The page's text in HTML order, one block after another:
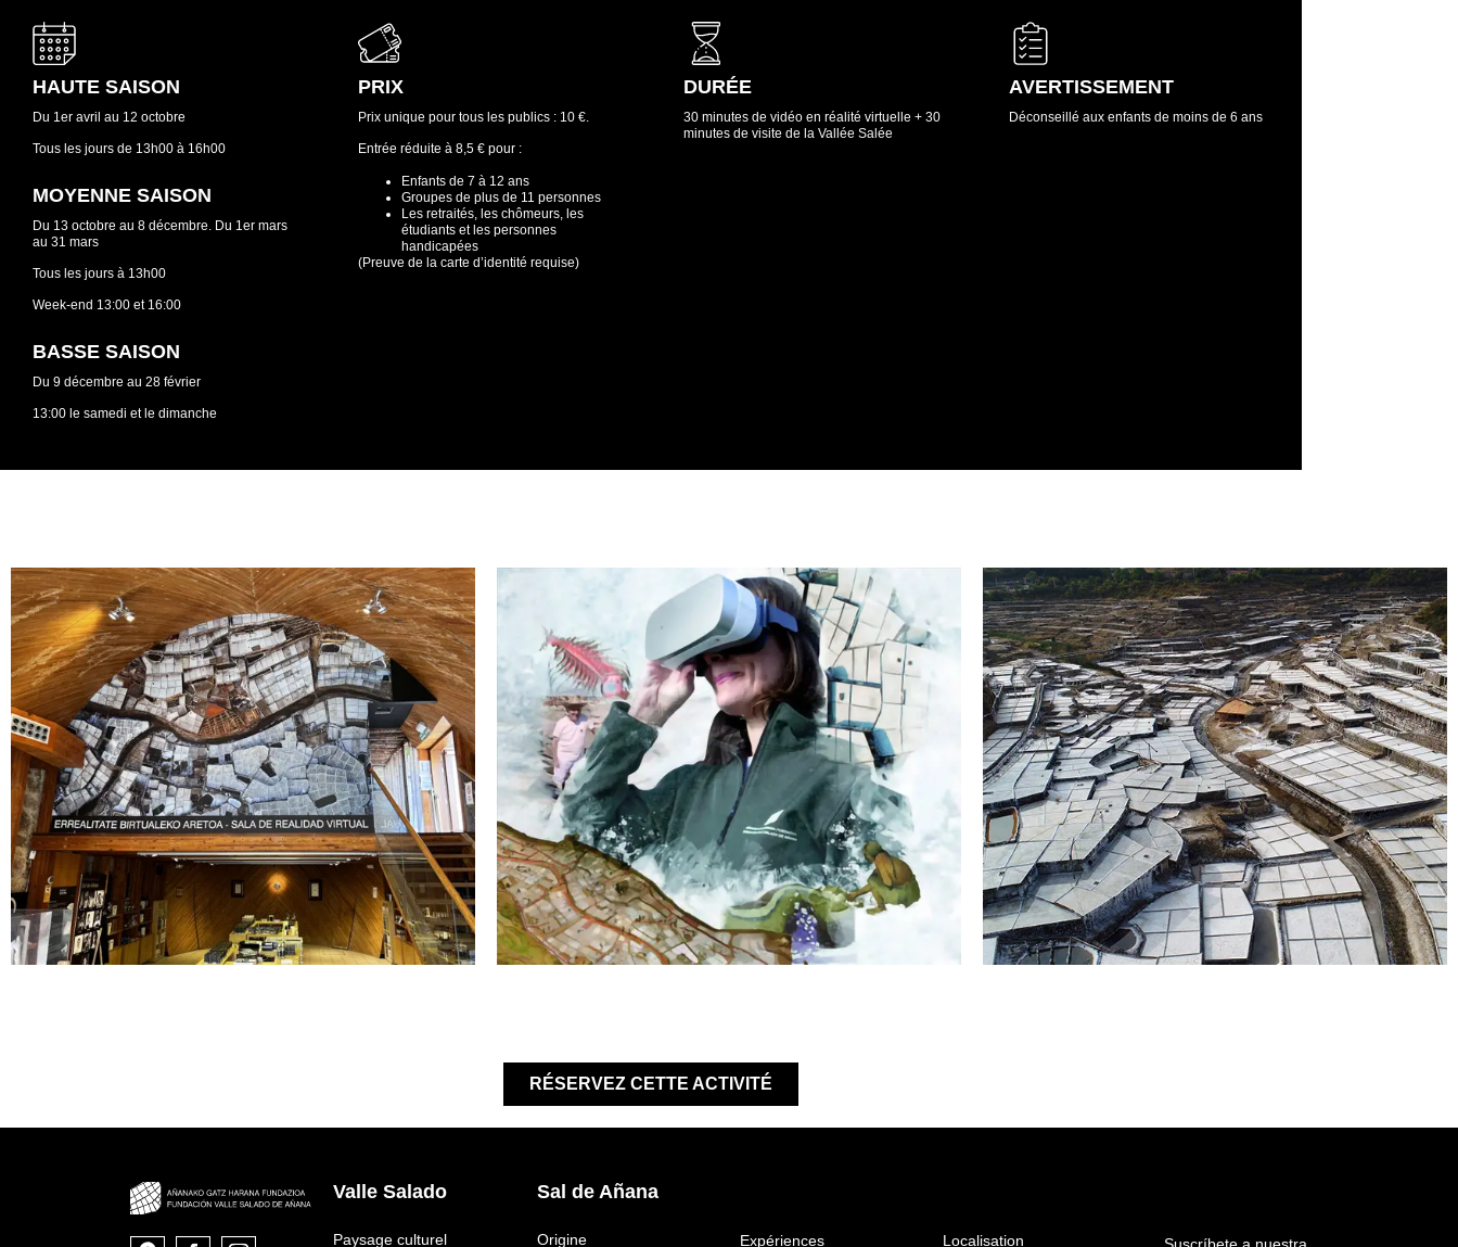
HAUTE SAISON
Du 1er avril au 12 octobre
Tous les jours de 13h00 à 16h00
MOYENNE SAISON
Du 13 octobre au 8 décembre. Du 1er mars
au 31 mars
Tous les jours à 13h00
Week-end 13:00 et 16:00
BASSE SAISON
Du 9 décembre au 28 février
13:00 le samedi et le dimanche
PRIX
Prix unique pour tous les publics : 10 €.
Entrée réduite à 8,5 € pour :
Enfants de 7 à 12 ans
Groupes de plus de 11 personnes
Les retraités, les chômeurs, les
étudiants et les personnes
handicapées
(Preuve de la carte d’identité requise)
DURÉE
30 minutes de vidéo en réalité virtuelle + 30
minutes de visite de la Vallée Salée
AVERTISSEMENT
Déconseillé aux enfants de moins de 6 ans
RÉSERVEZ CETTE ACTIVITÉ
Valle Salado
Paysage culturel
Sal de Añana
Origine Expériences Localisation Suscríbete a nuestra